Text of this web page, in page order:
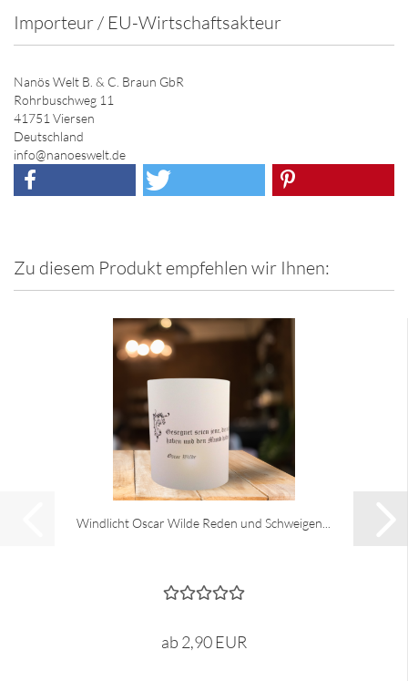
Importeur / EU-Wirtschaftsakteur
Nanös Welt B. & C. Braun GbR
Rohrbuschweg 11
41751 Viersen
Deutschland
info@nanoeswelt.de
Zu diesem Produkt empfehlen wir Ihnen:
Windlicht Oscar Wilde Reden und Schweigen...
ab 2,90 EUR